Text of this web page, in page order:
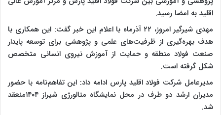
اقلید به امضا رسید.
مهدی شیرگیر امروز، ۲۲ آذرماه با اعلام این خبر گفت: این همکاری با
هدف بهره‌گیری از ظرفیت‌های علمی و پژوهشی برای توسعه پایدار
صنعت فولاد منطقه و حمایت از آموزش نیروی انسانی متخصص
شکل گرفته است.
مدیرعامل شرکت فولاد اقلید پارس ادامه داد: این تفاهم‌نامه با حضور
مدیران ارشد دو طرف در محل نمایشگاه متالورژی شیراز ۱۴۰۴منعقد
شد.